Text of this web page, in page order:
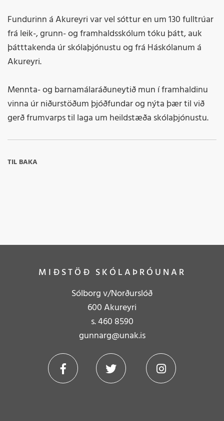
Fundurinn á Akureyri var vel sóttur en um 130 fulltrúar
frá leik-, grunn- og framhaldsskólum tóku þátt, auk
þátttakenda úr skólaþjónustu og frá Háskólanum á
Akureyri.
Mennta- og barnamálaráðuneytið mun í framhaldinu
vinna úr niðurstöðum þjóðfundar og nýta þær til við
gerð frumvarps til laga um heildstæða skólaþjónustu.
TIL BAKA
MIÐSTÖÐ SKÓLAÞRÓUNAR
Sólborg v/Norðurslóð
600 Akureyri
s.460 8590
gunnarg@unak.is